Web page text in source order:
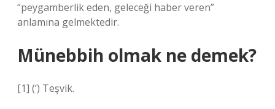
“peygamberlik eden, geleceği haber veren”
anlamına gelmektedir.
Münebbih olmak ne demek?
[1] (‘) Teşvik.